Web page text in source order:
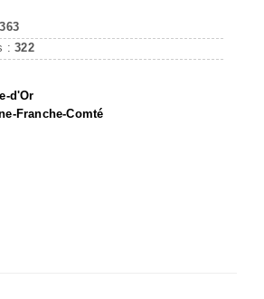
:322
d'Or
Franche-Comté